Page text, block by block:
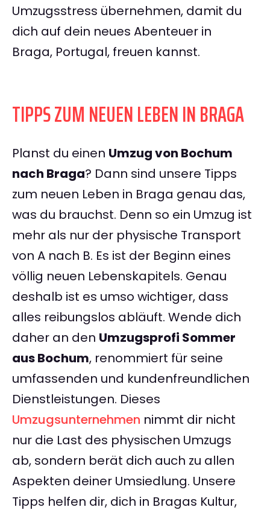
Umzugsstress übernehmen, damit du
dich auf dein neues Abenteuer in
Braga, Portugal, freuen kannst.
TIPPS ZUM NEUEN LEBEN IN BRAGA
Planst du einen Umzug von Bochum
nach Braga? Dann sind unsere Tipps
zum neuen Leben in Braga genau das,
was du brauchst. Denn so ein Umzug ist
mehr als nur der physische Transport
von A nach B. Es ist der Beginn eines
völlig neuen Lebenskapitels. Genau
deshalb ist es umso wichtiger, dass
alles reibungslos abläuft. Wende dich
daher an den Umzugsprofi Sommer
aus Bochum, renommiert für seine
umfassenden und kundenfreundlichen
Dienstleistungen. Dieses
Umzugsunternehmen nimmt dir nicht
nur die Last des physischen Umzugs
ab, sondern berät dich auch zu allen
Aspekten deiner Umsiedlung. Unsere
Tipps helfen dir, dich in Bragas Kultur,